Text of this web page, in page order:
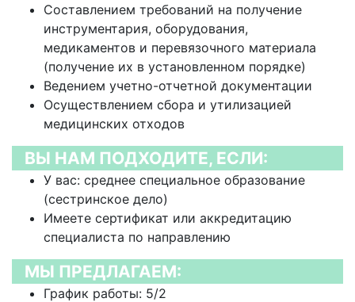
Составлением требований на получение
инструментария, оборудования,
медикаментов и перевязочного материала
(получение их в установленном порядке)
Ведением учетно-отчетной документации
Осуществлением сбора и утилизацией
медицинских отходов
ВЫ НАМ ПОДХОДИТЕ, ЕСЛИ:
У вас: среднее специальное образование
(сестринское дело)
Имеете сертификат или аккредитацию
специалиста по направлению
МЫ ПРЕДЛАГАЕМ:
График работы: 5/2